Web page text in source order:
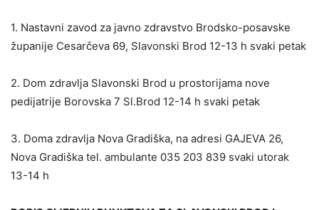
1. Nastavni zavod za javno zdravstvo Brodsko-posavske
županije Cesarčeva 69, Slavonski Brod 12-13 h svaki petak
2. Dom zdravlja Slavonski Brod u prostorijama nove
pedijatrije Borovska 7 Sl.Brod 12-14 h svaki petak
3. Doma zdravlja Nova Gradiška, na adresi GAJEVA 26,
Nova Gradiška tel. ambulante 035 203 839 svaki utorak
13-14 h